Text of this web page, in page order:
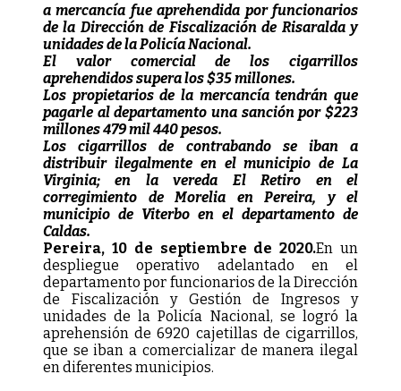
a mercancía fue aprehendida por funcionarios
de la Dirección de Fiscalización de Risaralda y
unidades de la Policía Nacional.
El valor comercial de los cigarrillos
aprehendidos supera los $35 millones.
Los propietarios de la mercancía tendrán que
pagarle al departamento una sanción por $223
millones 479 mil 440 pesos.
Los cigarrillos de contrabando se iban a
distribuir ilegalmente en el municipio de La
Virginia; en la vereda El Retiro en el
corregimiento de Morelia en Pereira, y el
municipio de Viterbo en el departamento de
Caldas.
Pereira, 10 de septiembre de 2020.En un
despliegue operativo adelantado en el
departamento por funcionarios de la Dirección
de Fiscalización y Gestión de Ingresos y
unidades de la Policía Nacional, se logró la
aprehensión de 6920 cajetillas de cigarrillos,
que se iban a comercializar de manera ilegal
en diferentes municipios.